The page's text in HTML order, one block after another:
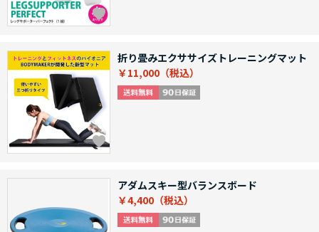
折り畳みエクササイズトレーニングマット
￥11,000
アダムスキー型バランスボード
￥4,400